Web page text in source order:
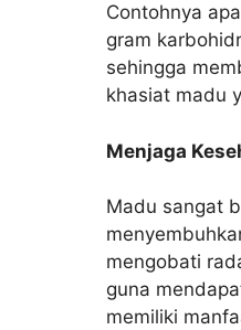
Contohnya
gram
sehingga
khasiat madu
Menjaga
Madu sangat
mengobati
guna
memiliki